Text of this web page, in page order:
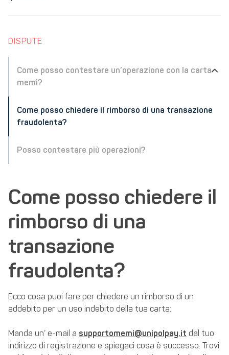
DISPUTE
Come posso contestare un’operazione con la carta
memi?
Come posso chiedere il rimborso di una transazione
fraudolenta?
Posso contestare più operazioni?
Come posso chiedere il
rimborso di una
transazione
fraudolenta?
Ecco cosa puoi fare per chiedere un rimborso di un
addebito per un uso indebito della tua carta:
Manda un’ e-mail a supportomemi@unipolpay.it dal tuo
indirizzo di registrazione e spiegaci cosa è successo. Trovi